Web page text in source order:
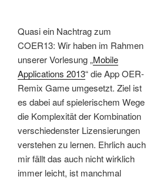
Quasi ein Nachtrag zum
COER13: Wir haben im Rahmen
unserer Vorlesung „Mobile
Applications 2013“ die App OER-
Remix Game umgesetzt. Ziel ist
es dabei auf spielerischem Wege
die Komplexität der Kombination
verschiedenster Lizensierungen
verstehen zu lernen. Ehrlich auch
mir fällt das auch nicht wirklich
immer leicht, ist manchmal